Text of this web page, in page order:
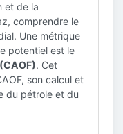
et de la
comprendre le
Une métrique
potentiel est le
. Cet
son calcul et
du pétrole et du